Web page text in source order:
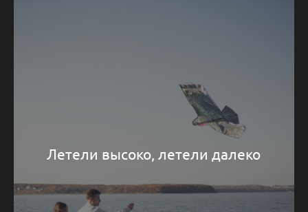
Летели высоко, летели далеко